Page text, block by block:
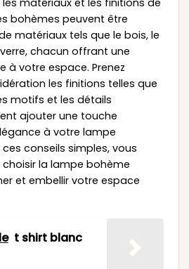
bohèmes peuvent être
matériaux tels que le bois, le
chacun offrant une
à votre espace. Prenez
les finitions telles que
motifs et les détails
ajouter une touche
à votre lampe
conseils simples, vous
choisir la lampe bohème
et embellir votre espace
t shirt blanc